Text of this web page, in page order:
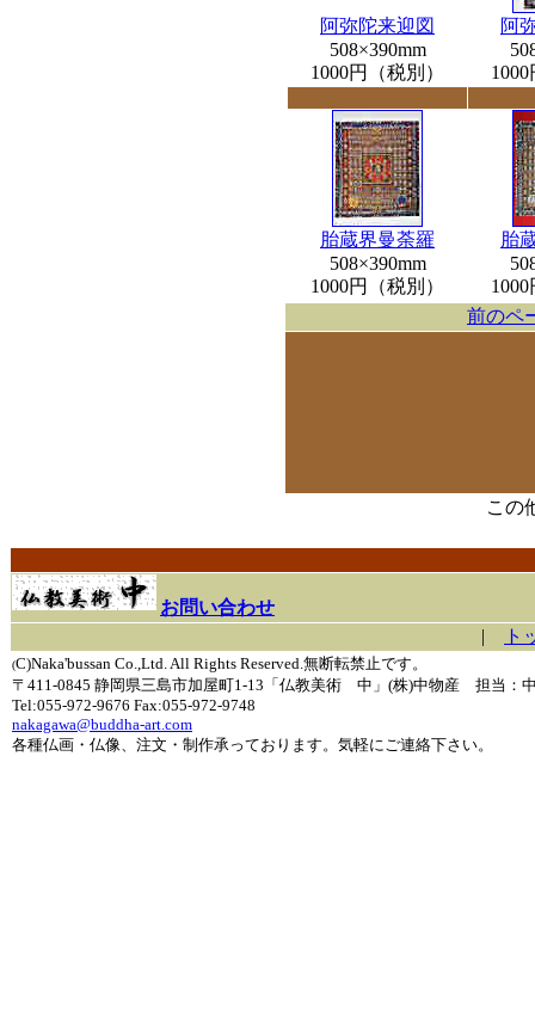
阿弥陀来迎図
508×390mm
1000円（税別）
阿
胎蔵界曼荼羅
508×390mm
1000円（税別）
胎
前のペ
この
お問い合わせ
|
ト
(C)Naka'bussan Co.,Ltd. All Rights Reserved.無断転禁止です。
〒411-0845 静岡県三島市加屋町1-13「仏教美術 中」(株)中物産 担当：
Tel:055-972-9676 Fax:055-972-9748
nakagawa@buddha-art.com
各種仏画・仏像、注文・制作承っております。気軽にご連絡下さい。